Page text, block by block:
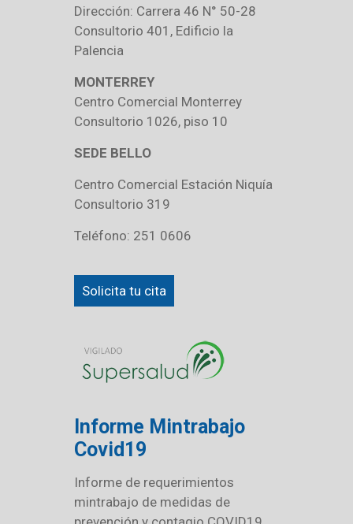
Dirección: Carrera 46 N° 50-28
Consultorio 401, Edificio la
Palencia
MONTERREY
Centro Comercial Monterrey
Consultorio 1026, piso 10
SEDE BELLO
Centro Comercial Estación Niquía
Consultorio 319
Teléfono: 251 0606
Solicita tu cita
Informe Mintrabajo
Covid19
Informe de requerimientos
mintrabajo de medidas de